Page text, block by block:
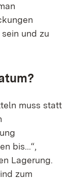
und zu
muss statt
bis…“,
Lagerung.
zum